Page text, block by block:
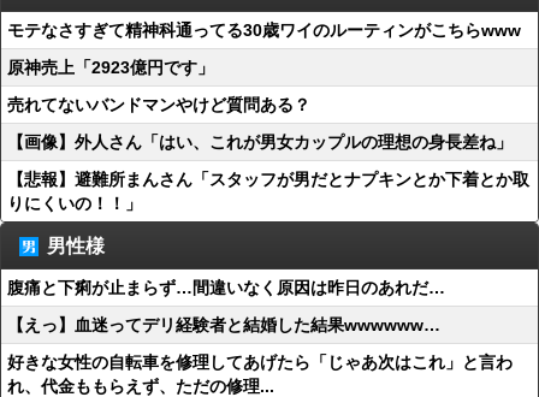
モテなさすぎて精神科通ってる30歳ワイのルーティンがこちらwww
原神売上「2923億円です」
売れてないバンドマンやけど質問ある？
【画像】外人さん「はい、これが男女カップルの理想の身長差ね」
【悲報】避難所まんさん「スタッフが男だとナプキンとか下着とか取
りにくいの！！」
男性様
腹痛と下痢が止まらず…間違いなく原因は昨日のあれだ…
【えっ】血迷ってデリ経験者と結婚した結果wwwwww…
好きな女性の自転車を修理してあげたら「じゃあ次はこれ」と言わ
れ、代金ももらえず、ただの修理...